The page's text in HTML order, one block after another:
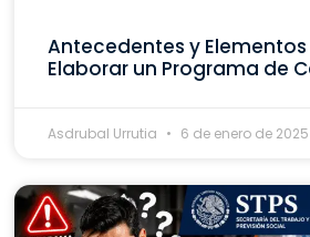
Antecedentes y
Elaborar un Programa de
Asdrubal Urrutia 6 de enero de 2025